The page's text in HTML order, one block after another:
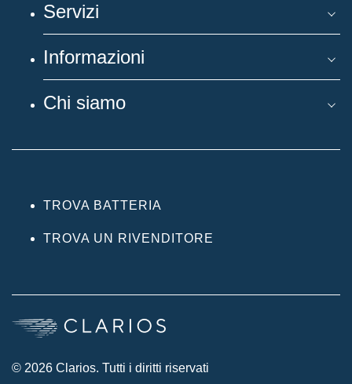
Servizi
Informazioni
Chi siamo
TROVA BATTERIA
TROVA UN RIVENDITORE
© 2026 Clarios. Tutti i diritti riservati